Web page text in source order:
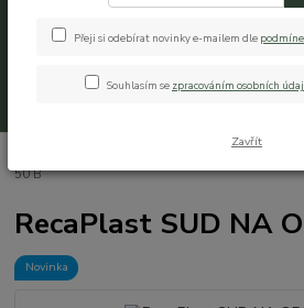
50 B
RecaPlast SUD NA
Novinka
Přeji si odebírat novinky e-mailem dle
Souhlasím se zpracováním osobních
Zavřít